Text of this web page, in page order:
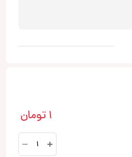
1 تومان
AVH-
G215BT